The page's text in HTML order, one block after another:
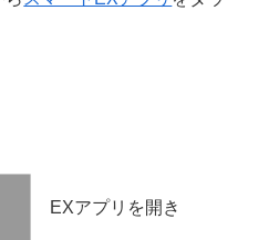
EXアプリを開き